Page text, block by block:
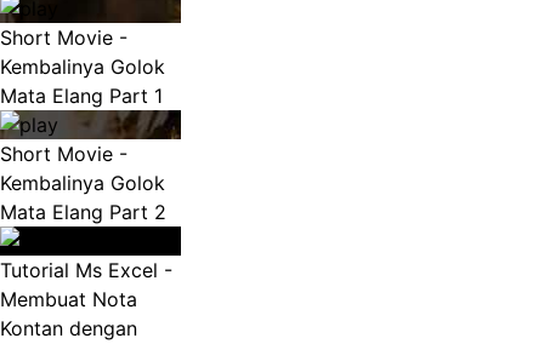
Short Movie -
Kembalinya Golok
Mata Elang Part 1
Short Movie -
Kembalinya Golok
Mata Elang Part 2
Tutorial Ms Excel -
Membuat Nota
Kontan dengan